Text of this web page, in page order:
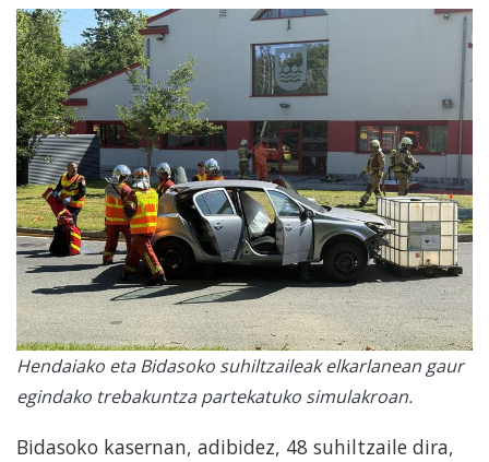
Hendaiako eta Bidasoko suhiltzaileak elkarlanean gaur
egindako trebakuntza partekatuko simulakroan.
Bidasoko kasernan, adibidez, 48 suhiltzaile dira,